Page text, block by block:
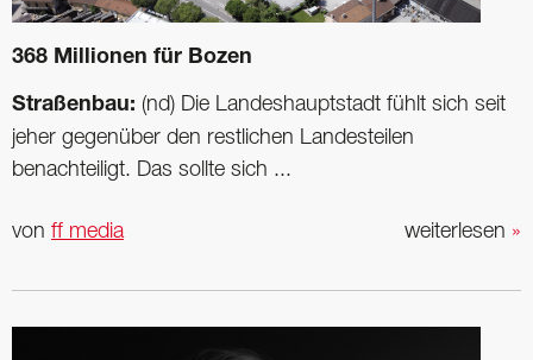
368 Millionen für Bozen
Straßenbau: (nd) Die Landeshauptstadt fühlt sich seit
jeher gegenüber den restlichen Landesteilen
benachteiligt. Das sollte sich ...
weiterlesen »
von ff media